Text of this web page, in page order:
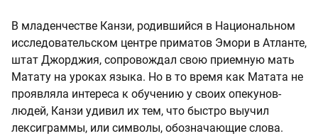
В младенчестве Канзи, родившийся в Национальном
исследовательском центре приматов Эмори в Атланте,
штат Джорджия, сопровождал свою приемную мать
Матату на уроках языка. Но в то время как Матата не
проявляла интереса к обучению у своих опекунов-
людей, Канзи удивил их тем, что быстро выучил
лексиграммы, или символы, обозначающие слова.